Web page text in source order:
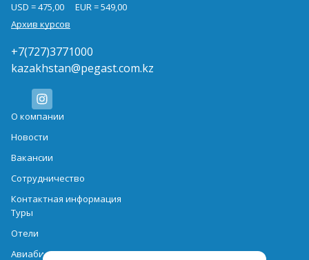
USD = 475,00
EUR = 549,00
Архив курсов
+7(727)3771000
kazakhstan@pegast.com.kz
О компании
Новости
Вакансии
Сотрудничество
Контактная информация
Туры
Отели
Авиабилеты